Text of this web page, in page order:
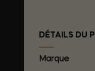
DÉTAILS DU
Marque